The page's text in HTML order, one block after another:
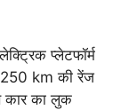
प्लेटफॉर्म
250 km की रेंज
कार का लुक